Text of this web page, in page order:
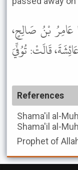
بْنُ صَالِحٍ،
قَالَتْ: تُوُفِّيَ
References
Shama'il al-
Shama'il al-